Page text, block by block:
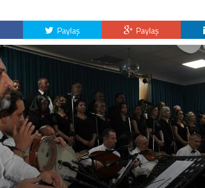
Paylaş Paylaş